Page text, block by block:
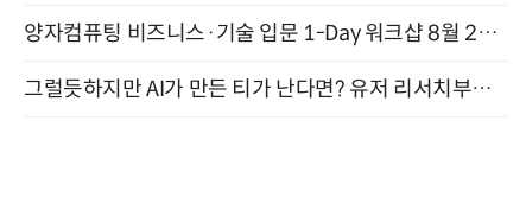
양자컴퓨팅 비즈니스·기술 입문 1-Day 워크샵 8월 28일 개최
그럴듯하지만 AI가 만든 티가 난다면? 유저 리서치부터 배포까지! (9/15)